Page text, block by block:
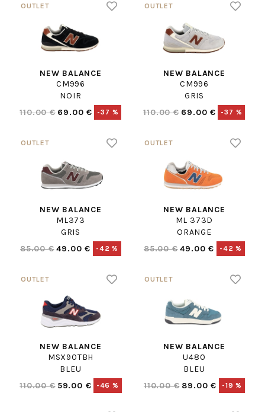
NEW BALANCE
CM996
NOIR
110.00 € 69.00 € -37 %
NEW BALANCE
CM996
GRIS
110.00 € 69.00 € -37 %
NEW BALANCE
ML373
GRIS
85.00 € 49.00 € -42 %
NEW BALANCE
ML 373D
ORANGE
85.00 € 49.00 € -42 %
NEW BALANCE
MSX90TBH
BLEU
110.00 € 59.00 € -46 %
NEW BALANCE
U480
BLEU
110.00 € 89.00 € -19 %